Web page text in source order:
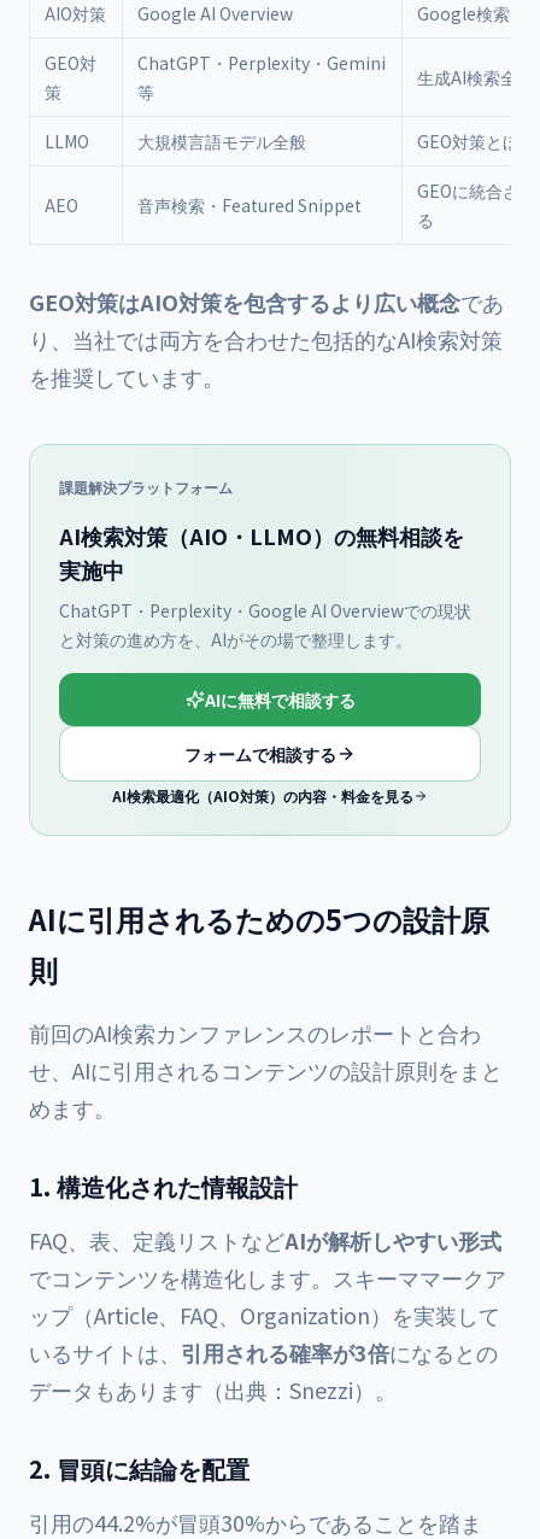
AIO対策 Google AI Overview Google検索内
GEO対
策
ChatGPT・Perplexity・Gemini
等
生成AI検索全般
LLMO 大規模言語モデル全般 GEO対策とほ
AEO 音声検索・Featured Snippet
GEOに統合さ
る
GEO対策はAIO対策を包含するより広い概念であ
り、当社では両方を合わせた包括的なAI検索対策
を推奨しています。
課題解決プラットフォーム
AI検索対策（AIO・LLMO）の無料相談を
実施中
ChatGPT・Perplexity・Google AI Overviewでの現状
と対策の進め方を、AIがその場で整理します。
AIに無料で相談する
フォームで相談する
AI検索最適化（AIO対策）の内容・料金を見る
AIに引用されるための5つの設計原
則
前回のAI検索カンファレンスのレポート と合わ
せ、AIに引用されるコンテンツの設計原則をまと
めます。
1. 構造化された情報設計
FAQ、表、定義リストなどAIが解析しやすい形式
でコンテンツを構造化します。スキーママークア
ップ（Article、FAQ、Organization）を実装して
いるサイトは、 引用される確率が3倍になるとの
データもあります（出典： Snezzi）。
2. 冒頭に結論を配置
引用の44.2%が冒頭30%からであることを踏ま